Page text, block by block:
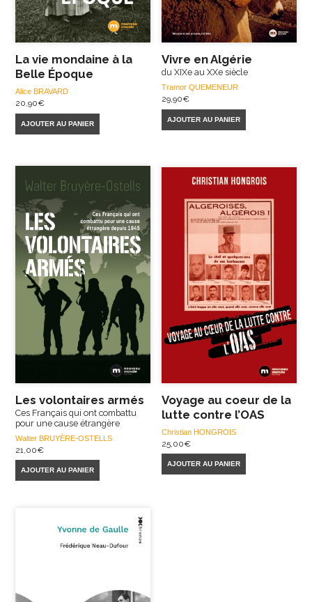
La vie mondaine à la
Belle Époque
Alice BRAVARD
20,90€
AJOUTER AU PANIER
Vivre en Algérie
du XIXe au XXe siècle
Tramor QUEMENEUR
29,90€
AJOUTER AU PANIER
Les volontaires armés
Ces Français qui ont combattu
pour une cause étrangère
Walter BRUYÈRE-OSTELLS
21,00€
AJOUTER AU PANIER
Voyage au coeur de la
lutte contre l’OAS
Christian HONGROIS
25,00€
AJOUTER AU PANIER